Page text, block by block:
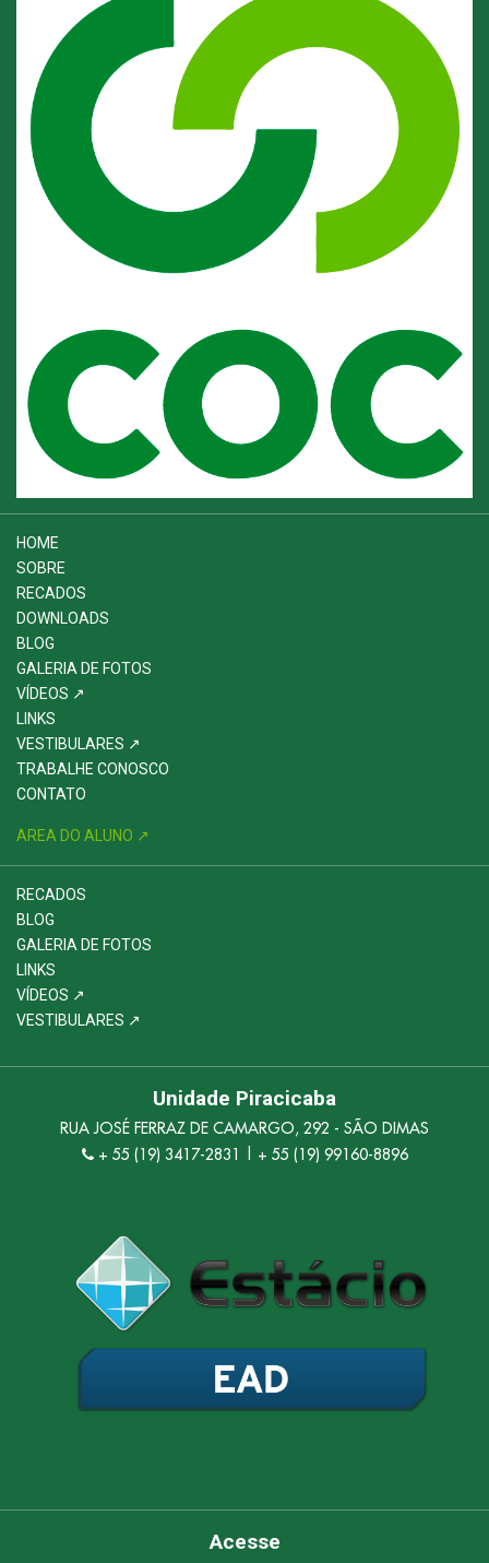
HOME
SOBRE
RECADOS
DOWNLOADS
BLOG
GALERIA DE FOTOS
VÍDEOS ↗
LINKS
VESTIBULARES ↗
TRABALHE CONOSCO
CONTATO
AREA DO ALUNO ↗
RECADOS
BLOG
GALERIA DE FOTOS
LINKS
VÍDEOS ↗
VESTIBULARES ↗
Unidade Piracicaba
RUA JOSÉ FERRAZ DE CAMARGO, 292 - SÃO DIMAS
+ 55 (19) 3417-2831 | + 55 (19) 99160-8896
Acesse
Olá, insira seus dados para continuar.